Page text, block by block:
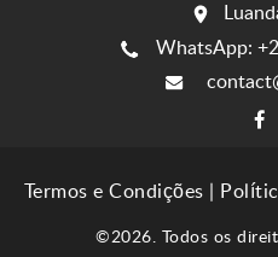
WhatsApp:
Termos e Condições
©2026. Todos os